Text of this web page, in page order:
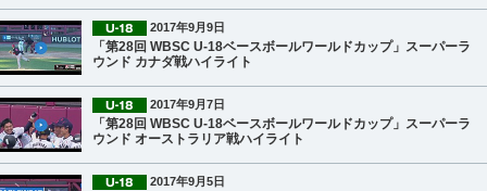
2017年9月9日
「第28回 WBSC U-18ベースボールワールドカップ」スーパーラ
ウンド カナダ戦ハイライト
2017年9月7日
「第28回 WBSC U-18ベースボールワールドカップ」スーパーラ
ウンド オーストラリア戦ハイライト
2017年9月5日